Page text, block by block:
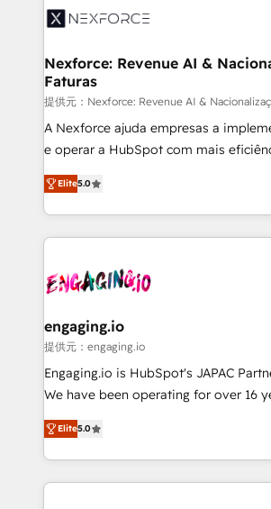
technology and people with each
strive for optimal customer processes
⚙️ Grows ordena los procesos
de forma que genera resultados
primeras semanas — no meses. 🤝 No entregamos
proyectos y nos vamos. Nos
socios estratégicos, ayudando a
lo que construimos juntos. Porque
Operamos en Colombia, Perú, México,
Chile, Panamá, Bolivia, Argentina y
B2B. ✅ Crece con orden. Crece con
Nexforce: Revenue AI &
Faturas
提供元：Nexforce: Revenue AI &
A Nexforce ajuda empresas a
e operar a HubSpot com mais
previsibilidade de receita. Combinamos Revenue
Operations (RevOps) e Inteligência
estruturar processos integrar
dados e automatizar operações. O
operacional de receita conectando
Também somos distribuidores
e de mais de 150 softwares globais
contratar e pagar a HubSpot em
fiscal no Brasil e gerar economia de
Oferecemos ainda agentes de IA
HubSpot que automatizam tarefas
Elite5.0
engaging.io
提供元：engaging.io
Engaging.io is HubSpot's JAPAC
We have been operating for over 16
one of HubSpot's most experienced
capable Agency Partners globally. We specialise in
complex CRM migrations,
integrations, custom CMS portal
Elite5.0